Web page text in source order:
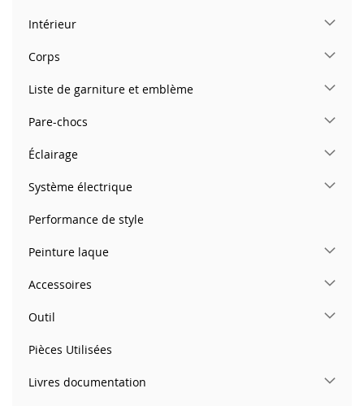
Intérieur
Corps
Liste de garniture et emblème
Pare-chocs
Éclairage
Système électrique
Performance de style
Peinture laque
Accessoires
Outil
Pièces Utilisées
Livres documentation